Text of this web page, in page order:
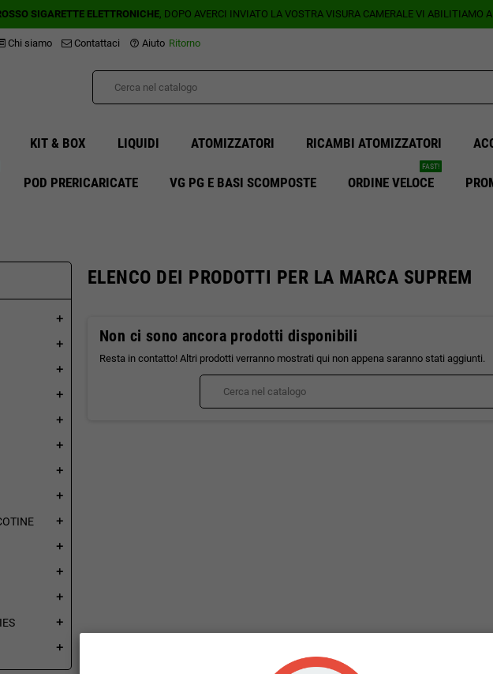
SIGARETTE ELETTRONICHE, DOPO AVERCI INVIATO LA VOSTRA VISURA CAMERALE VI ABILITIAMO
Chi siamo Contattaci help_outline Aiuto Ritorno
KIT & BOX LIQUIDI ATOMIZZATORI RICAMBI ATOMIZZATORI
POD PRERICARICATE VG PG E BASI SCOMPOSTE ORDINE VELOCE
FAST!
add
add
add
add
add
add
add
add
add
add
add
add
add
add
ELENCO DEI PRODOTTI PER LA MARCA SUPREM
Non ci sono ancora prodotti disponibili
Resta in contatto! Altri prodotti verranno mostrati qui non appena saranno stati aggiunti.